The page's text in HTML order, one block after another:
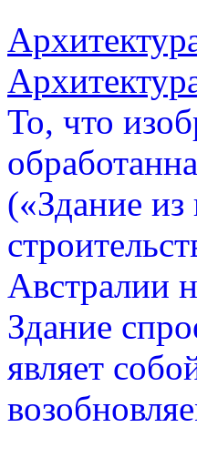
То, что
(«Здание
Австралии
Здание
являет